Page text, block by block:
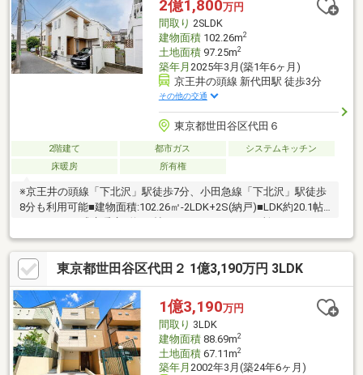
2億1,800万円
間取り 2SLDK
建物面積102.26m2
土地面積97.25m2
築年月 2025年3月(築1年6ヶ月)
京王井の頭線 新代田駅 徒歩3分
その他の交通
東京都世田谷区代田６
2階建て 都市ガス
システムキッチン
床暖房
所有権
※京王井の頭線「下北沢」駅徒歩7分、小田急線「下北沢」駅徒歩
8分も利用可能■建物面積:102.26㎡-2LDK+2S(納戸)■LDK約20.1帖
■LDにはTES式床暖房■約4.6帖のロフト■トイレ2か所■ランドリー
ルーム■浴室サイズ16×21■洗面所2か所■2面バルコニー■ウォーク
インクローゼット【Life Information】■区立下北沢小学校…約
580m(徒歩8分)■区立梅丘中学校…約1030m(徒歩13分)■ダイエー下
北沢店…約670m(徒歩9分)■セブンイレブン…約220m(徒歩3分)
東京都世田谷区代田２ 1億3,190万円 3LDK
1億3,190万円
間取り 3LDK
建物面積88.69m2
土地面積67.11m2
築年月 2002年3月(築24年6ヶ月)